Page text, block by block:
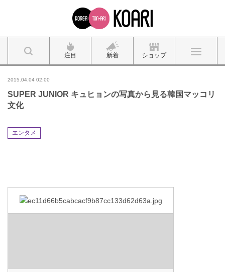
注目 新着 ショップ
2015.04.04 02:00
SUPER JUNIOR キュヒョンの写真から見る韓国マッコリ
文化
エンタメ